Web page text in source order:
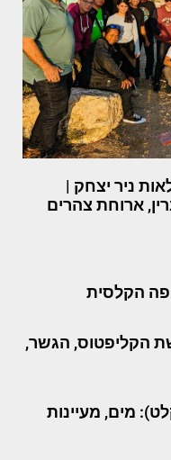
ניר יצחק |
ארוחת צהרים
הקלסית
הקליפטוס, הגשר,
מים, מעיינות